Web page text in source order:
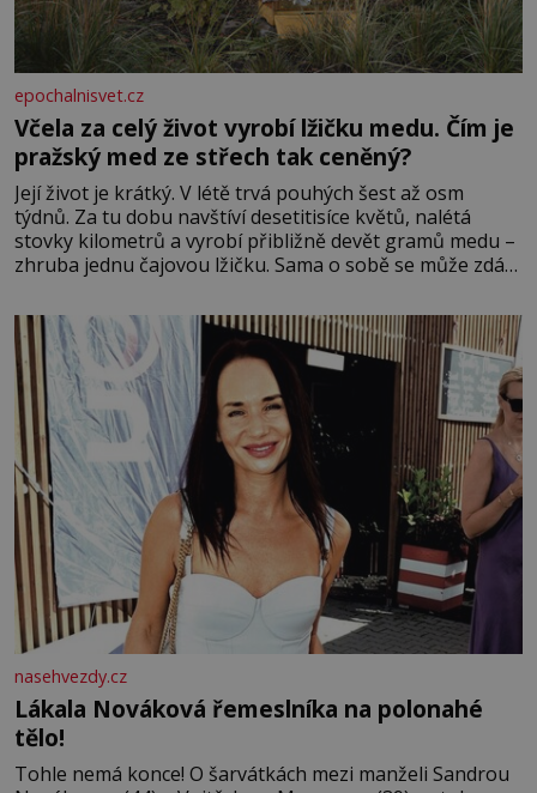
epochalnisvet.cz
Včela za celý život vyrobí lžičku medu. Čím je
pražský med ze střech tak ceněný?
Její život je krátký. V létě trvá pouhých šest až osm
týdnů. Za tu dobu navštíví desetitisíce květů, nalétá
stovky kilometrů a vyrobí přibližně devět gramů medu –
zhruba jednu čajovou lžičku. Sama o sobě se může zdát
tisíc příslušnic svého včelstva, vznikne jeden z
nejdokonalejších organismů
nasehvezdy.cz
Lákala Nováková řemeslníka na polonahé
tělo!
Tohle nemá konce! O šarvátkách mezi manželi Sandrou